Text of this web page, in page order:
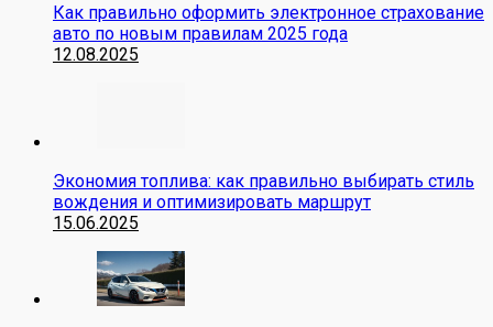
Как правильно оформить электронное страхование
авто по новым правилам 2025 года
12.08.2025
Экономия топлива: как правильно выбирать стиль
вождения и оптимизировать маршрут
15.06.2025